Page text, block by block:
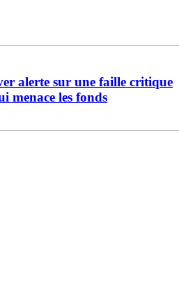
alerte sur une faille critique
menace les fonds